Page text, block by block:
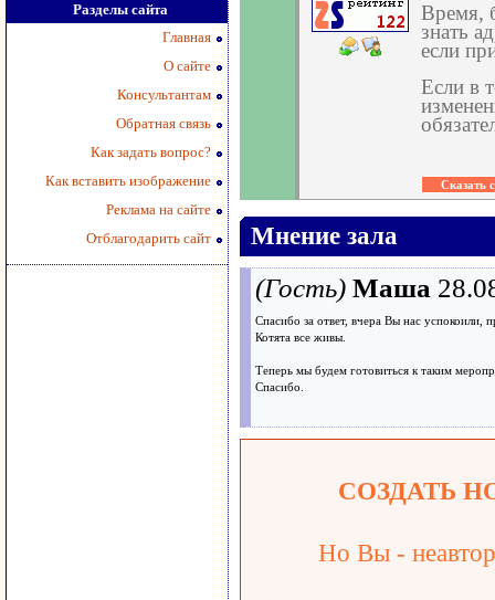
Разделы сайта
Главная
О сайте
Консультантам
Обратная связь
Как задать вопрос?
Как вставить изображение
Реклама на сайте
Отблагодарить сайт
Время,
знать
если
Если в
Мнение зала
(Гость) Маша
Cпасибо за ответ, вчера Вы нас успокоили,
Котята все живы.
Теперь мы будем готовиться к таким
Спасибо.
СОЗДАТЬ
Но Вы -